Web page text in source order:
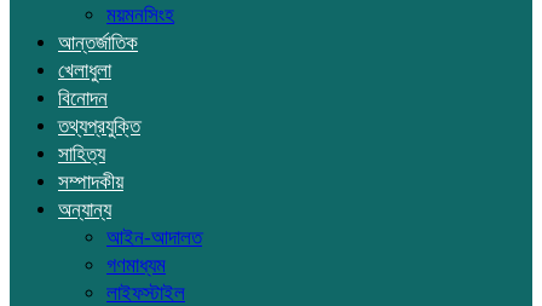
ময়মনসিংহ
আন্তর্জাতিক
খেলাধুলা
বিনোদন
তথ্যপ্রযুক্তি
সাহিত্য
সম্পাদকীয়
অন্যান্য
আইন-আদালত
গণমাধ্যম
লাইফস্টাইল